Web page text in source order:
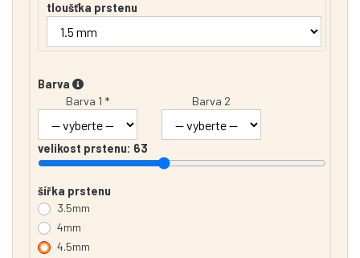
tloušťka prstenu
Barva
Barva 1 *
Barva 2
velikost prstenu: 63
šířka prstenu
3.5mm
4mm
4.5mm